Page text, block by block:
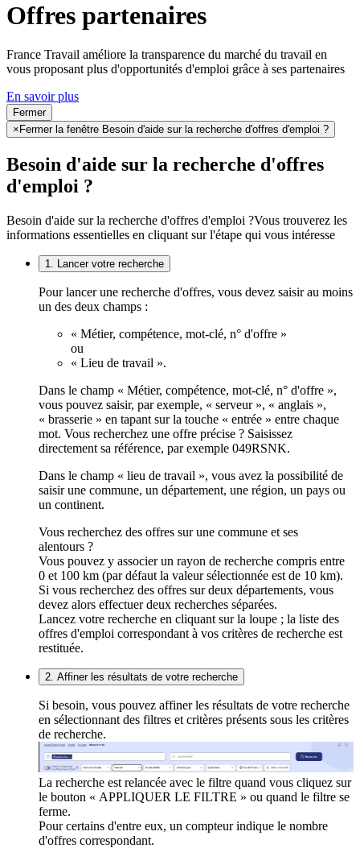
Offres partenaires
France Travail améliore la transparence du marché du travail en
vous proposant plus d'opportunités d'emploi grâce à ses partenaires
En savoir plus
Fermer
× Fermer la fenêtre Besoin d'aide sur la recherche d'offres d'emploi ?
Besoin d'aide sur la recherche d'offres
d'emploi ?
Besoin d'aide sur la recherche d'offres d'emploi ?Vous trouverez les
informations essentielles en cliquant sur l'étape qui vous intéresse
1. Lancer votre recherche
Pour lancer une recherche d'offres, vous devez saisir au moins
un des deux champs :
« Métier, compétence, mot-clé, n° d'offre »
ou
« Lieu de travail ».
Dans le champ « Métier, compétence, mot-clé, n° d'offre »,
vous pouvez saisir, par exemple, « serveur », « anglais »,
« brasserie » en tapant sur la touche « entrée » entre chaque
mot. Vous recherchez une offre précise ? Saisissez
directement sa référence, par exemple 049RSNK.
Dans le champ « lieu de travail », vous avez la possibilité de
saisir une commune, un département, une région, un pays ou
un continent.
Vous recherchez des offres sur une commune et ses
alentours ?
Vous pouvez y associer un rayon de recherche compris entre
0 et 100 km (par défaut la valeur sélectionnée est de 10 km).
Si vous recherchez des offres sur deux départements, vous
devez alors effectuer deux recherches séparées.
Lancez votre recherche en cliquant sur la loupe ; la liste des
offres d'emploi correspondant à vos critères de recherche est
restituée.
2. Affiner les résultats de votre recherche
Si besoin, vous pouvez affiner les résultats de votre recherche
en sélectionnant des filtres et critères présents sous les critères
de recherche.
La recherche est relancée avec le filtre quand vous cliquez sur
le bouton « APPLIQUER LE FILTRE » ou quand le filtre se
ferme.
Pour certains d'entre eux, un compteur indique le nombre
d'offres correspondant.